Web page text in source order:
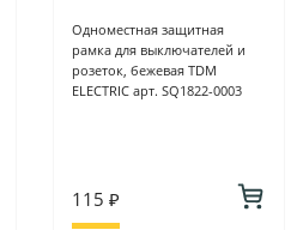
Одноместная защитная
рамка для выключателей и
розеток, бежевая TDM
ELECTRIC арт. SQ1822-0003
115 ₽